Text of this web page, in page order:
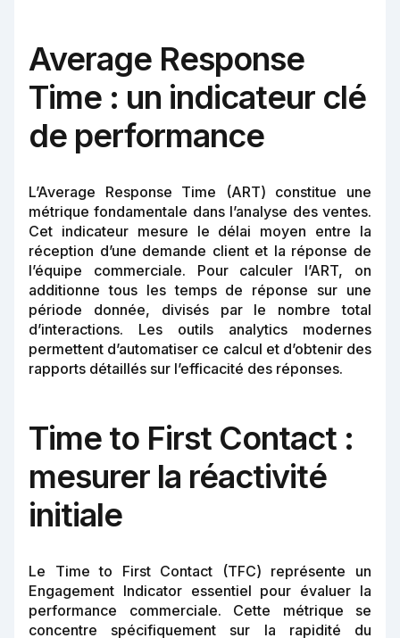
Average Response
Time : un indicateur clé
de performance
L’Average Response Time (ART) constitue une
métrique fondamentale dans l’analyse des ventes.
Cet indicateur mesure le délai moyen entre la
réception d’une demande client et la réponse de
l’équipe commerciale. Pour calculer l’ART, on
additionne tous les temps de réponse sur une
période donnée, divisés par le nombre total
d’interactions. Les outils analytics modernes
permettent d’automatiser ce calcul et d’obtenir des
rapports détaillés sur l’efficacité des réponses.
Time to First Contact :
mesurer la réactivité
initiale
Le Time to First Contact (TFC) représente un
Engagement Indicator essentiel pour évaluer la
performance commerciale. Cette métrique se
concentre spécifiquement sur la rapidité du